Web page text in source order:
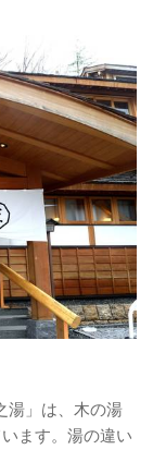
湯」は、木の湯
ます。湯の違い